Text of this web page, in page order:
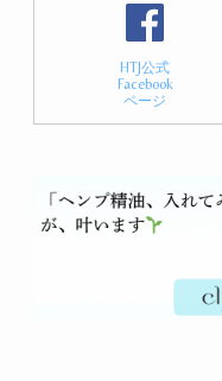
HTJ公式
Facebook
ページ